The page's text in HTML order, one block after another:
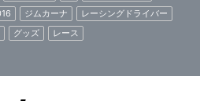
ジムカーナ
レーシングドライバー
グッズ レース